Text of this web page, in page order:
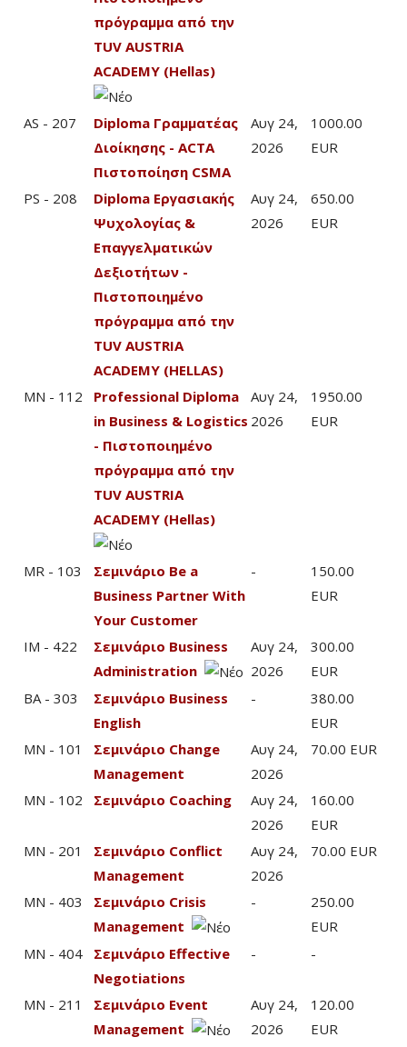
πρόγραμμα από την
TUV AUSTRIA
ACADEMY (Hellas)
AS - 207
Diploma Γραμματέας
Διοίκησης - ACTA
Πιστοποίηση CSMA
Αυγ 24,
2026
1000.00
EUR
PS - 208
Diploma Εργασιακής
Ψυχολογίας &
Επαγγελματικών
Δεξιοτήτων -
Πιστοποιημένο
πρόγραμμα από την
TUV AUSTRIA
ACADEMY (HELLAS)
Αυγ 24,
2026
650.00
EUR
MN - 112
Professional Diploma
in Business & Logistics
- Πιστοποιημένο
πρόγραμμα από την
TUV AUSTRIA
ACADEMY (Hellas)
Αυγ 24,
2026
1950.00
EUR
MR - 103
Σεμινάριο Be a
Business Partner With
Your Customer
-
150.00
EUR
IM - 422
Σεμινάριο Business
Administration
Αυγ 24,
2026
300.00
EUR
BA - 303
Σεμινάριο Business
English
-
380.00
EUR
MN - 101
Σεμινάριο Change
Management
Αυγ 24,
2026
70.00 EUR
MN - 102 Σεμινάριο Coaching
Αυγ 24,
2026
160.00
EUR
MN - 201
Σεμινάριο Conflict
Management
Αυγ 24,
2026
70.00 EUR
MN - 403
Σεμινάριο Crisis
Management
-
250.00
EUR
MN - 404
Σεμινάριο Effective
Negotiations
- -
MN - 211
Σεμινάριο Event
Management
Αυγ 24,
2026
120.00
EUR